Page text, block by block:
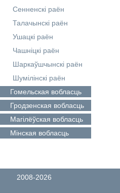
Сенненскі раён
Талачынскі раён
Ушацкі раён
Чашніцкі раён
Шаркаўшчынскі раён
Шумілінскі раён
Гомельская вобласць
Гродзенская вобласць
Магілёўская вобласць
Мінская вобласць
2008-2026